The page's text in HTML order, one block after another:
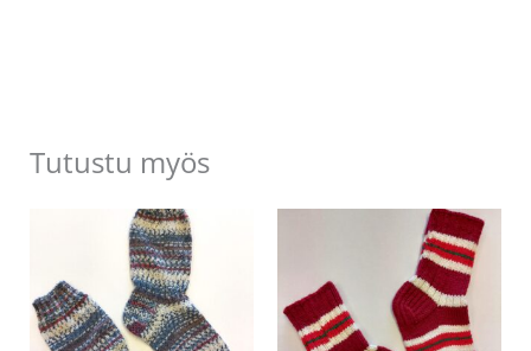
Tutustu myös